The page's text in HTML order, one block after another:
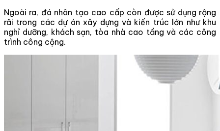
Ngoài ra, đá nhân tạo cao cấp còn được sử dụng rộng
rãi trong các dự án xây dựng và kiến trúc lớn như khu
nghỉ dưỡng, khách sạn, tòa nhà cao tầng và các công
trình công cộng.